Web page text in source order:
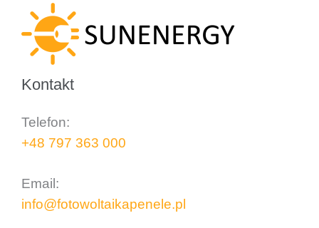
Kontakt
Telefon:
+48 797 363 000
Email:
info@fotowoltaikapenele.pl